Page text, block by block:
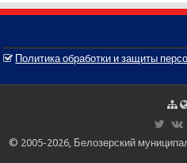
Политика обработки и защиты
© 2005-2026, Белозерский